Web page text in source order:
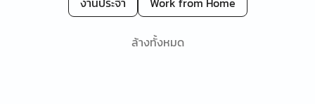
ล้างทั้งหมด